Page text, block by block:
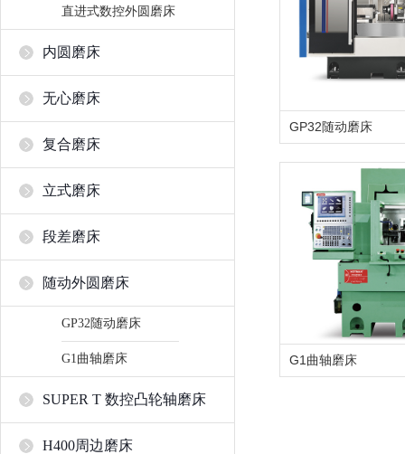
直进式数控外圆磨床
内圆磨床
无心磨床
复合磨床
立式磨床
段差磨床
随动外圆磨床
GP32随动磨床
G1曲轴磨床
SUPER T 数控凸轮轴磨床
H400周边磨床
GP32随动磨床
G1曲轴磨床